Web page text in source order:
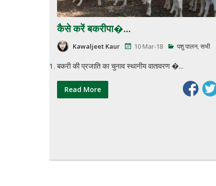
कैसे करें बकरीपा�...
Kawaljeet Kaur 10 Mar-18 पशु पालन,सभी
बकरी की प्रजाति का चुनाव स्थानीय वातावरण �...
Read More